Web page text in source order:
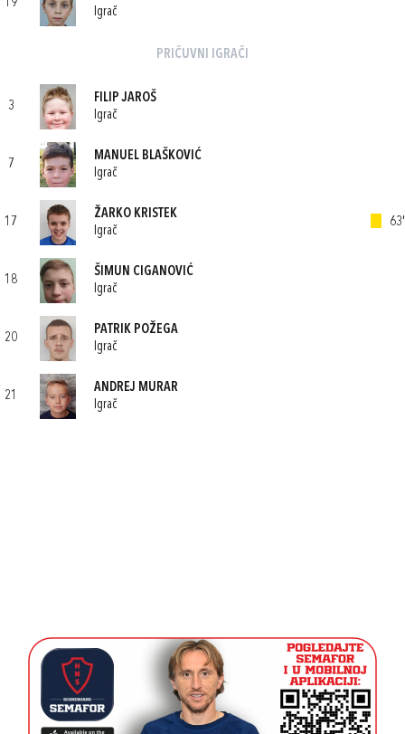
19
Igrač
PRIČUVNI IGRAČI
3
FILIP JAROŠ
Igrač
7
MANUEL BLAŠKOVIĆ
Igrač
17
ŽARKO KRISTEK
Igrač
63'
18
ŠIMUN CIGANOVIĆ
Igrač
20
PATRIK POŽEGA
Igrač
21
ANDREJ MURAR
Igrač